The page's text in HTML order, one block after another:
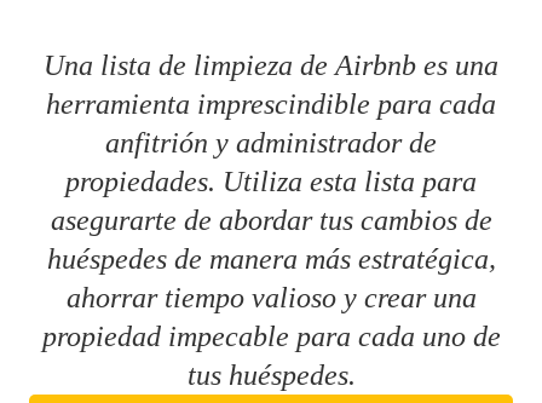
Una lista de limpieza de Airbnb es una
herramienta imprescindible para cada
anfitrión y administrador de
propiedades. Utiliza esta lista para
asegurarte de abordar tus cambios de
huéspedes de manera más estratégica,
ahorrar tiempo valioso y crear una
propiedad impecable para cada uno de
tus huéspedes.